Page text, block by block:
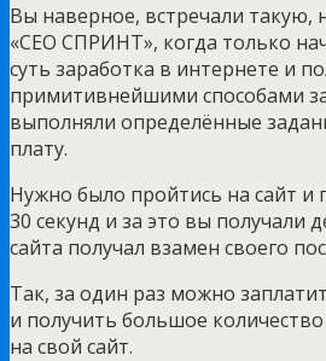
Вы наверное, встречали такую,
«СЕО СПРИНТ», когда только
суть заработка в интернете и
примитивнейшими способами
выполняли определённые
плату.
Нужно было пройтись на сайт и
30 секунд и за это вы получали
сайта получал взамен своего
Так, за один раз можно
и получить большое
на свой сайт.